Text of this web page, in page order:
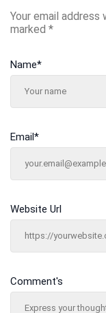
Your email address
marked *
Comment's
Name*
Email*
Website Url